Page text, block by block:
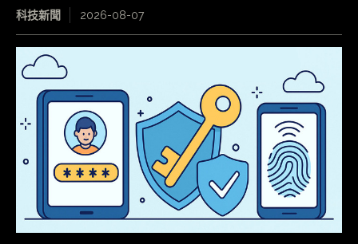
科技新聞 2026-08-07